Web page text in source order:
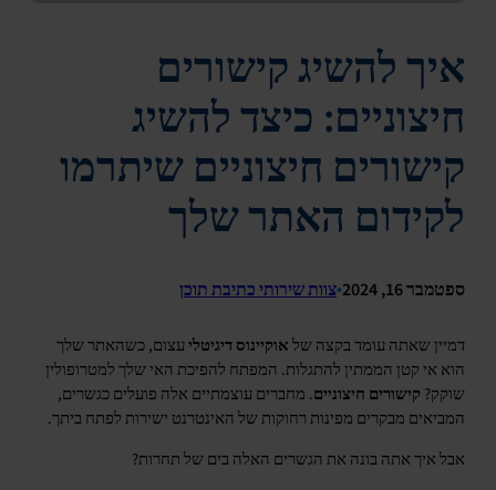
איך להשיג קישורים
חיצוניים: כיצד להשיג
קישורים חיצוניים שיתרמו
לקידום האתר שלך
ספטמבר 16, 2024 •צוות שירותי כתיבת תוכן
דמיין שאתה עומד בקצה שלאוקיינוס דיגיטליעצום, כשהאתר שלך
הוא אי קטן הממתין להתגלות. המפתח להפיכת האי שלך למטרופולין
שוקק? קישורים חיצוניים. מחברים עוצמתיים אלה פועלים כגשרים,
המביאים מבקרים מפינות רחוקות של האינטרנט ישירות לפתח ביתך.
אבל איך אתה בונה את הגשרים האלה בים של תחרות?